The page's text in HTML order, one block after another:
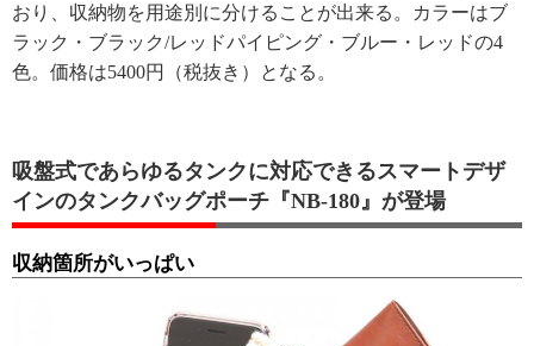
おり、収納物を用途別に分けることが出来る。カラーはブ
ラック・ブラック/レッドパイピング・ブルー・レッドの4
色。価格は5400円（税抜き）となる。
吸盤式であらゆるタンクに対応できるスマートデザ
インのタンクバッグポーチ『NB-180』が登場
収納箇所がいっぱい